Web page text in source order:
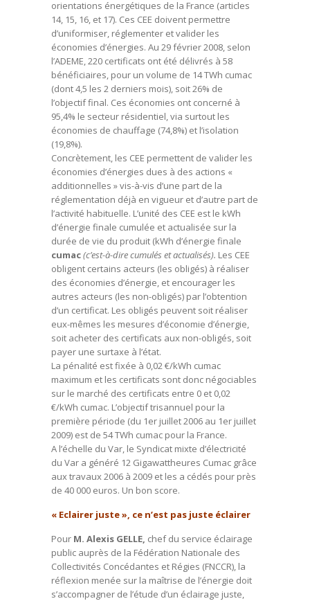
orientations énergétiques de la France (articles
14, 15, 16, et 17). Ces CEE doivent permettre
d’uniformiser, réglementer et valider les
économies d’énergies. Au 29 février 2008, selon
l’ADEME, 220 certificats ont été délivrés à 58
bénéficiaires, pour un volume de 14 TWh cumac
(dont 4,5 les 2 derniers mois), soit 26% de
l’objectif final. Ces économies ont concerné à
95,4% le secteur résidentiel, via surtout les
économies de chauffage (74,8%) et l’isolation
(19,8%).
Concrètement, les CEE permettent de valider les
économies d’énergies dues à des actions «
additionnelles » vis-à-vis d’une part de la
réglementation déjà en vigueur et d’autre part de
l’activité habituelle. L’unité des CEE est le kWh
d’énergie finale cumulée et actualisée sur la
durée de vie du produit (kWh d’énergie finale
cumac(c’est-à-dire cumulés et actualisés). Les CEE
obligent certains acteurs (les obligés) à réaliser
des économies d’énergie, et encourager les
autres acteurs (les non-obligés) par l’obtention
d’un certificat. Les obligés peuvent soit réaliser
eux-mêmes les mesures d’économie d’énergie,
soit acheter des certificats aux non-obligés, soit
payer une surtaxe à l’état.
La pénalité est fixée à 0,02 €/kWh cumac
maximum et les certificats sont donc négociables
sur le marché des certificats entre 0 et 0,02
€/kWh cumac. L’objectif trisannuel pour la
première période (du 1er juillet 2006 au 1er juillet
2009) est de 54 TWh cumac pour la France.
A l’échelle du Var, le Syndicat mixte d’électricité
du Var a généré 12 Gigawattheures Cumac grâce
aux travaux 2006 à 2009 et les a cédés pour près
de 40 000 euros. Un bon score.
« Eclairer juste », ce n’est pas juste éclairer
Pour M. Alexis GELLE, chef du service éclairage
public auprès de la Fédération Nationale des
Collectivités Concédantes et Régies (FNCCR), la
réflexion menée sur la maîtrise de l’énergie doit
s’accompagner de l’étude d’un éclairage juste,